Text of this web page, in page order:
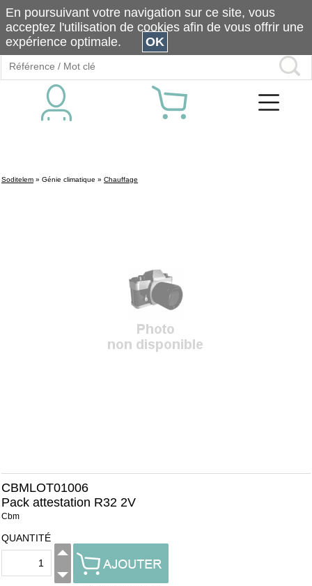
Soditelem » Génie climatique » Chauffage
CBMLOT01006
Pack attestation R32 2V
Cbm
QUANTITÉ
En poursuivant votre navigation sur ce site, vous
acceptez l'utilisation de cookies afin de vous offrir une
expérience optimale.
OK